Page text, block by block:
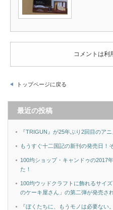
コメントは利
トップページに戻る
最近の投稿
『TRIGUN』が25年ぶり2回目のアニ
もうすぐ十二国記の新刊の発売日！
100均ショップ・キャンドゥの2017
た！
100均ウッドクラフトに飾れるサイ
のケーキ屋さん」の第二弾が発売さ
『ぼくたちに、もうモノは必要ない